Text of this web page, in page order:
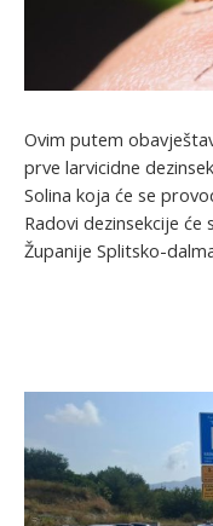
Ovim putem
prve larvicidne
Solina koja će se
Radovi dezinsekcije će
Županije Splitsko-